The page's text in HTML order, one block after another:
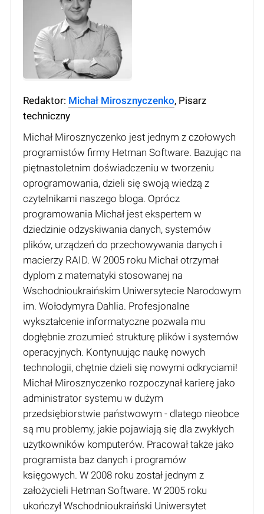
Redaktor: Michał Mirosznyczenko, Pisarz
techniczny
Michał Mirosznyczenko jest jednym z czołowych
programistów firmy Hetman Software. Bazując na
piętnastoletnim doświadczeniu w tworzeniu
oprogramowania, dzieli się swoją wiedzą z
czytelnikami naszego bloga. Oprócz
programowania Michał jest ekspertem w
dziedzinie odzyskiwania danych, systemów
plików, urządzeń do przechowywania danych i
macierzy RAID. W 2005 roku Michał otrzymał
dyplom z matematyki stosowanej na
Wschodnioukraińskim Uniwersytecie Narodowym
im. Wołodymyra Dahlia. Profesjonalne
wykształcenie informatyczne pozwala mu
dogłębnie zrozumieć strukturę plików i systemów
operacyjnych. Kontynuując naukę nowych
technologii, chętnie dzieli się nowymi odkryciami!
Michał Mirosznyczenko rozpoczynał karierę jako
administrator systemu w dużym
przedsiębiorstwie państwowym - dlatego nieobce
są mu problemy, jakie pojawiają się dla zwykłych
użytkowników komputerów. Pracował także jako
programista baz danych i programów
księgowych. W 2008 roku został jednym z
założycieli Hetman Software. W 2005 roku
ukończył Wschodnioukraiński Uniwersytet